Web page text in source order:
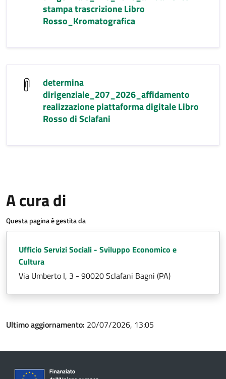
stampa trascrizione Libro
Rosso_Kromatografica
determina
dirigenziale_207_2026_affidamento
realizzazione piattaforma digitale Libro
Rosso di Sclafani
A cura di
Questa pagina è gestita da
Ufficio Servizi Sociali - Sviluppo Economico e
Cultura
Via Umberto I, 3 - 90020 Sclafani Bagni (PA)
Ultimo aggiornamento: 20/07/2026, 13:05